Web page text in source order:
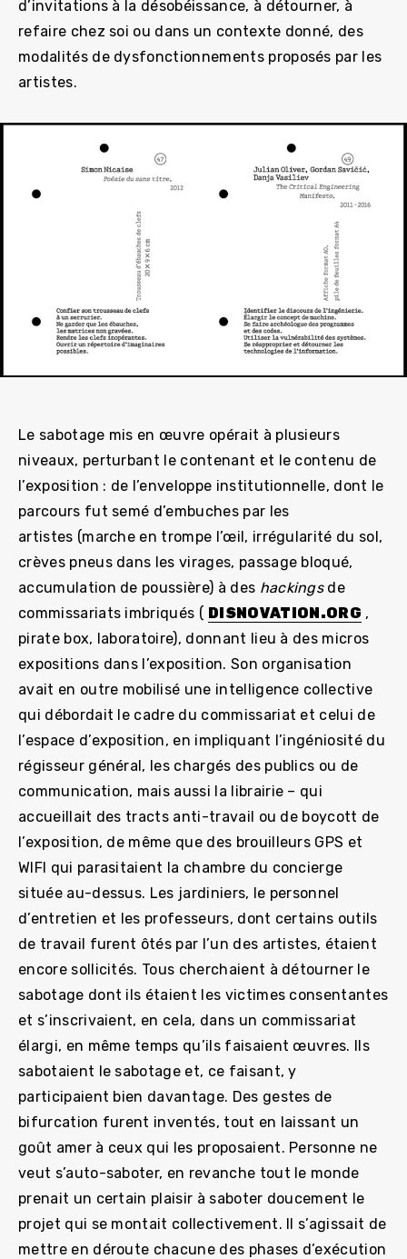
d’invitations à la désobéissance, à détourner, à
refaire chez soi ou dans un contexte donné, des
modalités de dysfonctionnements proposés par les
artistes.
Le sabotage mis en œuvre opérait à plusieurs
niveaux, perturbant le contenant et le contenu de
l’exposition : de l’enveloppe institutionnelle, dont le
parcours fut semé d’embuches par les
artistes (marche en trompe l’œil, irrégularité du sol,
crèves pneus dans les virages, passage bloqué,
accumulation de poussière) à des hackingsde
commissariats imbriqués ( DISNOVATION.ORG ,
pirate box, laboratoire), donnant lieu à des micros
expositions dans l’exposition. Son organisation
avait en outre mobilisé une intelligence collective
qui débordait le cadre du commissariat et celui de
l’espace d’exposition, en impliquant l’ingéniosité du
régisseur général, les chargés des publics ou de
communication, mais aussi la librairie – qui
accueillait des tracts anti-travail ou de boycott de
l’exposition, de même que des brouilleurs GPS et
WIFI qui parasitaient la chambre du concierge
située au-dessus. Les jardiniers, le personnel
d’entretien et les professeurs, dont certains outils
de travail furent ôtés par l’un des artistes, étaient
encore sollicités. Tous cherchaient à détourner le
sabotage dont ils étaient les victimes consentantes
et s’inscrivaient, en cela, dans un commissariat
élargi, en même temps qu’ils faisaient œuvres. Ils
sabotaient le sabotage et, ce faisant, y
participaient bien davantage. Des gestes de
bifurcation furent inventés, tout en laissant un
goût amer à ceux qui les proposaient. Personne ne
veut s’auto-saboter, en revanche tout le monde
prenait un certain plaisir à saboter doucement le
projet qui se montait collectivement. Il s’agissait de
mettre en déroute chacune des phases d’exécution